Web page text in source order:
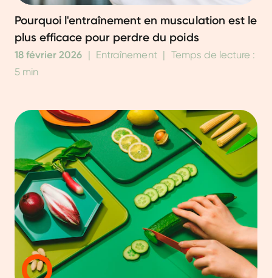
Pourquoi l'entraînement en musculation est le
plus efficace pour perdre du poids
18 février 2026 | Entraînement | Temps de lecture :
5 min